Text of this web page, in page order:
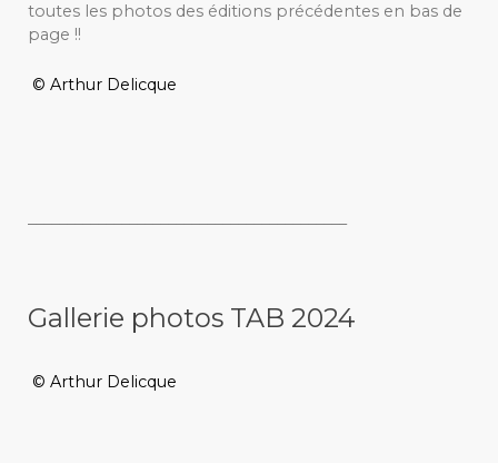
toutes les photos des éditions précédentes en bas de
page !!
© Arthur Delicque
Gallerie photos TAB 2024
© Arthur Delicque